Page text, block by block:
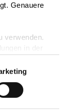
Genauere
verwenden.
in der